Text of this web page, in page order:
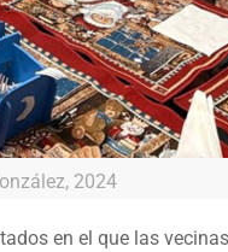
2024
en el que las